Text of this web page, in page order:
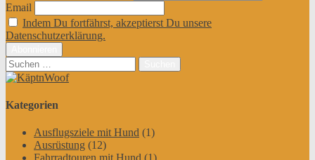
Email
Indem Du fortfährst, akzeptierst Du unsere
Datenschutzerklärung.
Suchen
nach:
Kategorien
Ausflugsziele mit Hund (1)
Ausrüstung (12)